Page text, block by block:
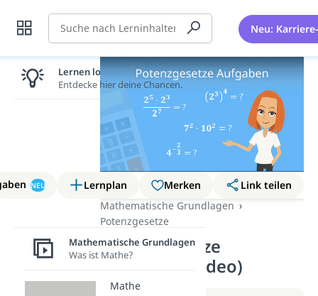
Suche Neu:
NEU Lernplan Merken
Link teilen
Mathematische Grundlagen
Potenzgesetze
Potenzgesetze
Aufgaben (Video)
Lernen lohnt sich!
Entdecke hier deine Chancen.
Mathematische Grundlagen
Was ist Mathe?
Mathe